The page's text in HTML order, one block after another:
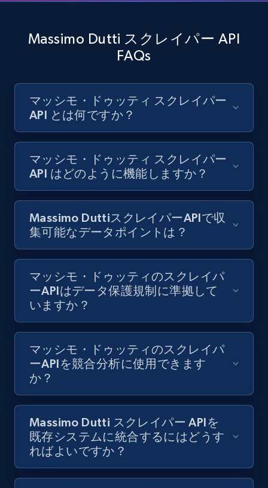
Massimo Dutti スクレイパー API
FAQs
マッシモ・ドゥッティ スクレイパー
API とは何ですか？
マッシモ・ドゥッティ スクレイパー
API はどのように機能しますか？
Massimo DuttiスクレイパーAPIで収
集可能なデータポイントは？
マッシモ・ドゥッティのスクレイパ
ーAPIはデータ保護規制に準拠して
いますか？
マッシモ・ドゥッティのスクレイパ
ーAPIを競合分析に使用できます
か？
Massimo Dutti スクレイパー APIを
既存システムに統合するにはどうす
ればよいですか？